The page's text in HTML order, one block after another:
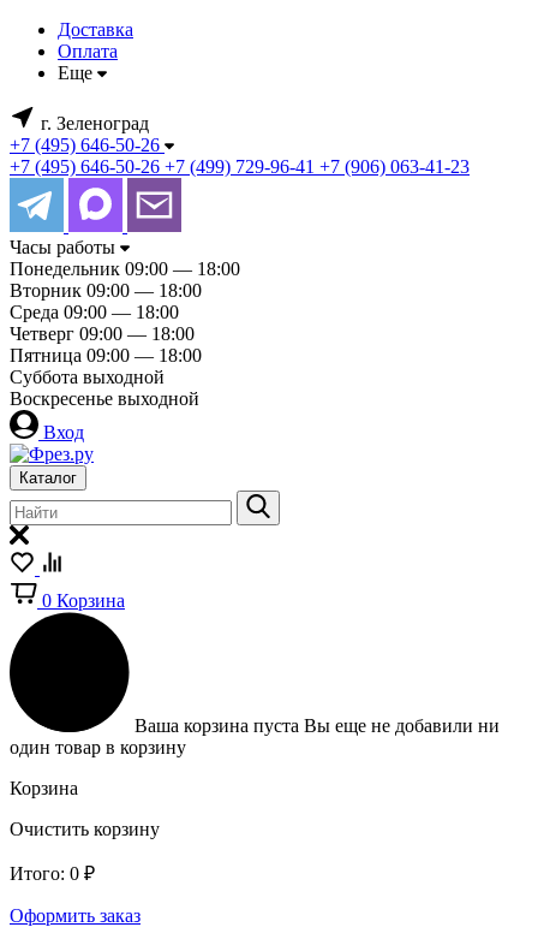
Доставка
Оплата
Еще
г. Зеленоград
+7 (495) 646-50-26
+7 (495) 646-50-26 +7 (499) 729-96-41 +7 (906) 063-41-23
Часы работы
Понедельник 09:00 — 18:00
Вторник 09:00 — 18:00
Среда 09:00 — 18:00
Четверг 09:00 — 18:00
Пятница 09:00 — 18:00
Суббота выходной
Воскресенье выходной
Вход
Каталог
0 Корзина
Ваша корзина пуста Вы еще не добавили ни
один товар в корзину
Корзина
Очистить корзину
Итого: 0 ₽
Оформить заказ